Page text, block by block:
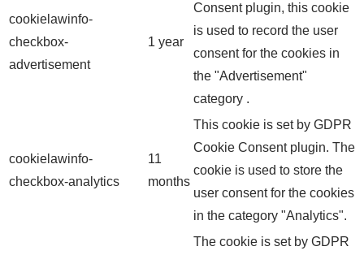
cookielawinfo-
checkbox-
advertisement
1 year
Consent plugin, this cookie
is used to record the user
consent for the cookies in
the "Advertisement"
category .
cookielawinfo-
checkbox-analytics
11
months
This cookie is set by GDPR
Cookie Consent plugin. The
cookie is used to store the
user consent for the cookies
in the category "Analytics".
The cookie is set by GDPR